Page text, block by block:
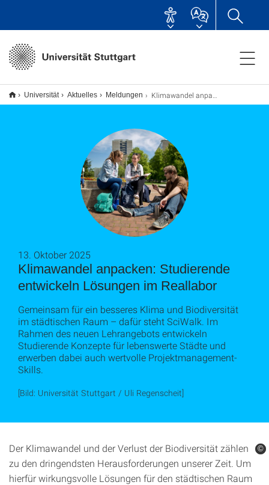
Universität Aktuelles Meldungen Klimawandel anpacken: Studierende entwickeln Lösungen im Reallabor
Klimawandel anpacken: Studierende
entwickeln Lösungen im Reallabor
13. Oktober 2025
Gemeinsam für ein besseres Klima und Biodiversität
im städtischen Raum – dafür steht SciWalk. Im
Rahmen des neuen Lehrangebots entwickeln
Studierende Konzepte für lebenswerte Städte und
erwerben dabei auch wertvolle Projektmanagement-
Skills.
[Bild: Universität Stuttgart / Uli Regenscheit]
Der Klimawandel und der Verlust der Biodiversität zählen
zu den dringendsten Herausforderungen unserer Zeit. Um
hierfür wirkungsvolle Lösungen für den städtischen Raum
©
©